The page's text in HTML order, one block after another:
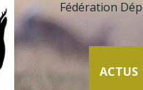
Fédération
ACTUS